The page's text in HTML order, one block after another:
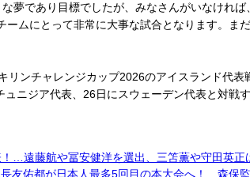
夢であり目標でしたが、みなさんがいなけ
ムにとって非常に大事な試合となります。
ンチャレンジカップ2026のアイスランド代
ニジア代表、26日にスウェーデン代表と対戦す
…遠藤航や冨安健洋を選出、三笘薫や守田英正
佑都が日本人最多5回目の本大会へ！ 森保監